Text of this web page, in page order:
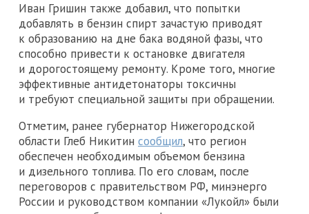
Иван Гришин также добавил, что попытки
добавлять в бензин спирт зачастую приводят
к образованию на дне бака водяной фазы, что
способно привести к остановке двигателя
и дорогостоящему ремонту. Кроме того, многие
эффективные антидетонаторы токсичны
и требуют специальной защиты при обращении.
Отметим, ранее губернатор Нижегородской
области Глеб Никитин сообщил, что регион
обеспечен необходимым объемом бензина
и дизельного топлива. По его словам, после
переговоров с правительством РФ, минэнерго
России и руководством компании «Лукойл» были